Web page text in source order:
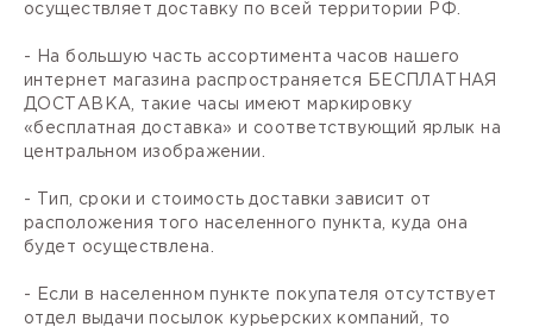
осуществляет доставку по всей территории РФ.
- На большую часть ассортимента часов нашего
интернет магазина распространяется БЕСПЛАТНАЯ
ДОСТАВКА, такие часы имеют маркировку
«бесплатная доставка» и соответствующий ярлык на
центральном изображении.
- Тип, сроки и стоимость доставки зависит от
расположения того населенного пункта, куда она
будет осуществлена.
- Если в населенном пункте покупателя отсутствует
отдел выдачи посылок курьерских компаний, то